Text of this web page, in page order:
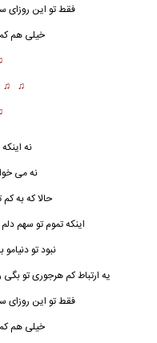
فقط تو این
خیلی هم
♫ ♫
نه
نه می
حالا که به
اینکه تموم تو سهم
نبود تو
یه ارتباط کم هرجوری تو بگی
فقط تو این
خیلی هم